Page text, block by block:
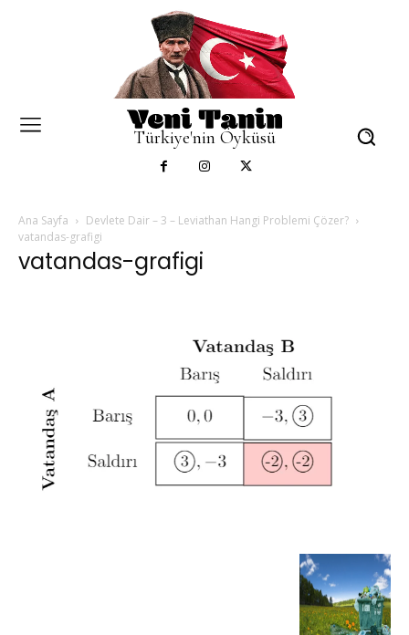
Türkiye'nin Öyküsü
Ana Sayfa
Devlete Dair – 3 – Leviathan Hangi Problemi Çözer?
vatandas-grafigi
vatandas-grafigi